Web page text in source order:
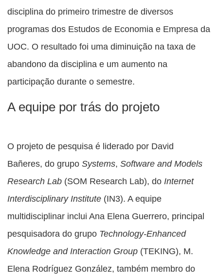
disciplina do primeiro trimestre de diversos
programas dos Estudos de Economia e Empresa da
UOC. O resultado foi uma diminuição na taxa de
abandono da disciplina e um aumento na
participação durante o semestre.
A equipe por trás do projeto
O projeto de pesquisa é liderado por David
Bañeres, do grupo Systems, Software and Models
Research Lab (SOM Research Lab), do Internet
Interdisciplinary Institute (IN3). A equipe
multidisciplinar inclui Ana Elena Guerrero, principal
pesquisadora do grupo Technology-Enhanced
Knowledge and Interaction Group (TEKING), M.
Elena Rodríguez González, também membro do